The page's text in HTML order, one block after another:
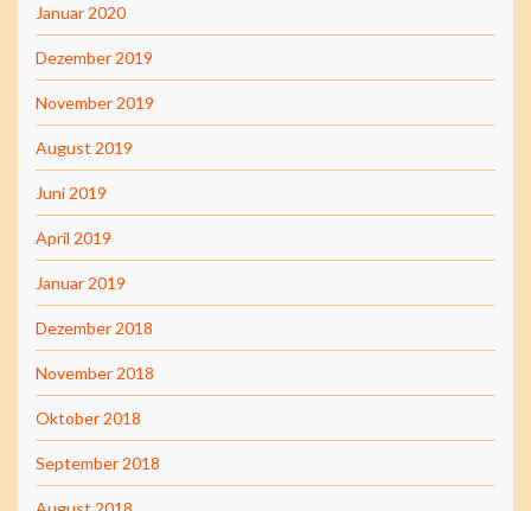
Januar 2020
Dezember 2019
November 2019
August 2019
Juni 2019
April 2019
Januar 2019
Dezember 2018
November 2018
Oktober 2018
September 2018